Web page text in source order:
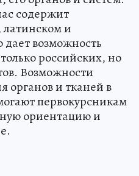
содержит
и
дает возможность
российских, но
Возможности
органов и тканей в
первокурсникам
ориентацию и